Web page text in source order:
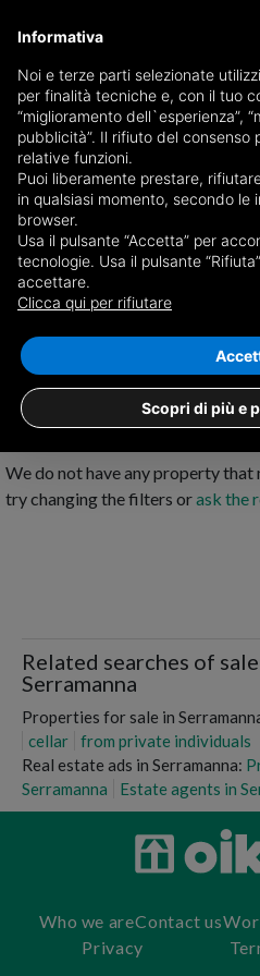
Receive a copy of the
Choose
No results for
Serramanna
We do not have any property that
try changing the filters orask the
Related searches of
Serramanna
Properties for sale in
cellar
from private individuals
Real estate ads in Serramanna:
Serramanna
Estate agents in
Who we areContact us
Privacy
Informativa
Noi e terze parti selezionate
per finalità tecniche e, con il tuo
“miglioramento dell`esperienza”,
pubblicità”. Il rifiuto del consenso
relative funzioni.
Puoi liberamente prestare,
in qualsiasi momento, secondo le
browser.
Usa il pulsante “Accetta” per
tecnologie. Usa il pulsante
accettare.
Clicca qui per rifiutare
Scopri di più e